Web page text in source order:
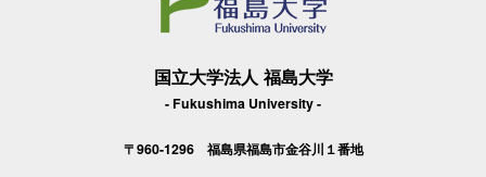
国立大学法人 福島大学
- Fukushima University -
〒960-1296 福島県福島市金谷川１番地